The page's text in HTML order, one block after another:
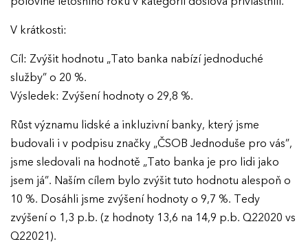
EFFIE 2026
O EFFIE
V krátkosti:
Cíl: Zvýšit hodnotu „Tato banka nabízí jednoduché
služby” o 20 %.
Výsledek: Zvýšení hodnoty o 29,8 %.
Růst významu lidské a inkluzivní banky, který jsme
budovali i v podpisu značky „ČSOB Jednoduše pro vás”,
jsme sledovali na hodnotě „Tato banka je pro lidi jako
jsem já”. Naším cílem bylo zvýšit tuto hodnotu alespoň o
10 %. Dosáhli jsme zvýšení hodnoty o 9,7 %. Tedy
zvýšení o 1,3 p.b. (z hodnoty 13,6 na 14,9 p.b. Q22020 vs
Q22021).